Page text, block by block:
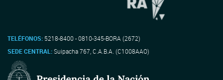
TELÉFONOS: 5218-8400 - 0810-345-BORA (2672)
SEDE CENTRAL:Suipacha 767, C.A.B.A. (C1008AAO)